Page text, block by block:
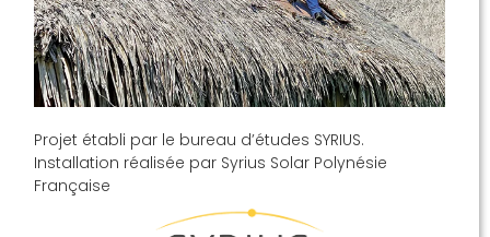
Projet établi par le bureau d’études SYRIUS.
Installation réalisée par Syrius Solar Polynésie
Française